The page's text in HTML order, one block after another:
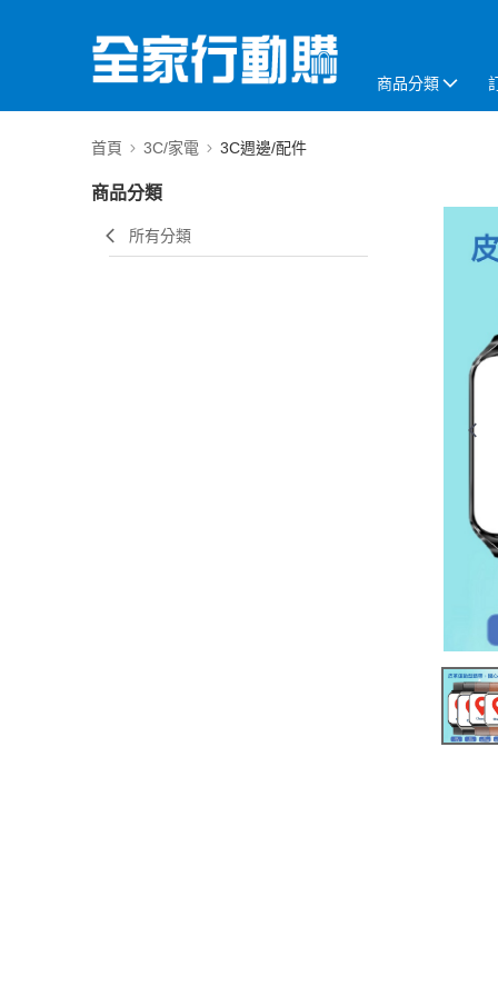
商品分類
首頁 3C/家電 3C週邊/配件
商品分類
所有分類